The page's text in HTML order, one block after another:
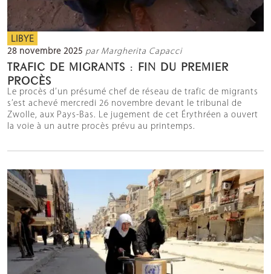
LIBYE
28 novembre 2025 par Margherita Capacci
TRAFIC DE MIGRANTS : FIN DU PREMIER
PROCÈS
Le procès d’un présumé chef de réseau de trafic de migrants
s’est achevé mercredi 26 novembre devant le tribunal de
Zwolle, aux Pays-Bas. Le jugement de cet Érythréen a ouvert
la voie à un autre procès prévu au printemps.